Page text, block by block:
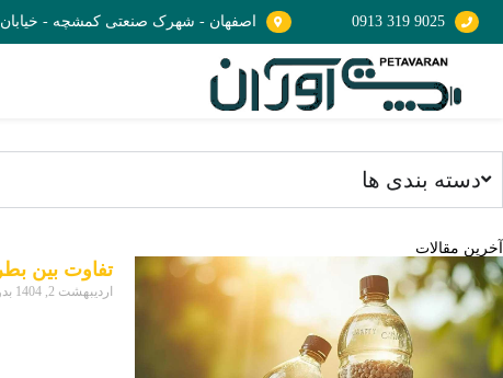
9025 319 0913 اصفهان - شهرک صنعتی کمشچه - خیابان
دسته بندی ها
آخرین مقالات
تفاوت بین
اردیبهشت 2, 1404